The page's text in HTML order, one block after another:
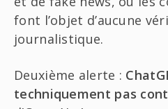
font l’objet d’aucune
journalistique.
Deuxième alerte :
techniquement pas